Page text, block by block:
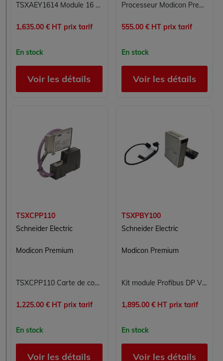
TSXAEY1614 Module 16 entrées analogiques Carte 16E Modicon Premium Schneider Electric
1,635.00 € HT prix tarif
En stock
Voir les détails
Processeur Modicon Premium TSXP57102 Schneider Electric pour automate TSX Premium
555.00 € HT prix tarif
En stock
Voir les détails
TSXCPP110
Schneider Electric
Modicon Premium
TSXCPP110 Carte de communication PCMCIA Modicon Premium Schneider Electric
1,225.00 € HT prix tarif
En stock
Voir les détails
TSXPBY100
Schneider Electric
Modicon Premium
Kit module Profibus DP V0 pour automate Modicon Premium Schneider Electric TSXPBY100
1,895.00 € HT prix tarif
En stock
Voir les détails